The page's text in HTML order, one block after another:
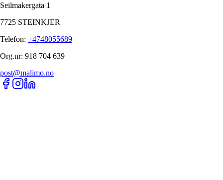
Seilmakergata 1
7725 STEINKJER
Telefon: +4748055689
Org.nr: 918 704 639
post@malimo.no